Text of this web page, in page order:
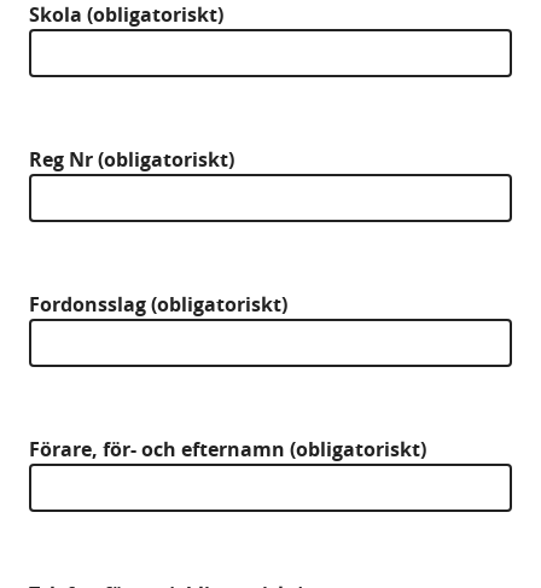
Skola (obligatoriskt)
Reg Nr (obligatoriskt)
Fordonsslag (obligatoriskt)
Förare, för- och efternamn (obligatoriskt)